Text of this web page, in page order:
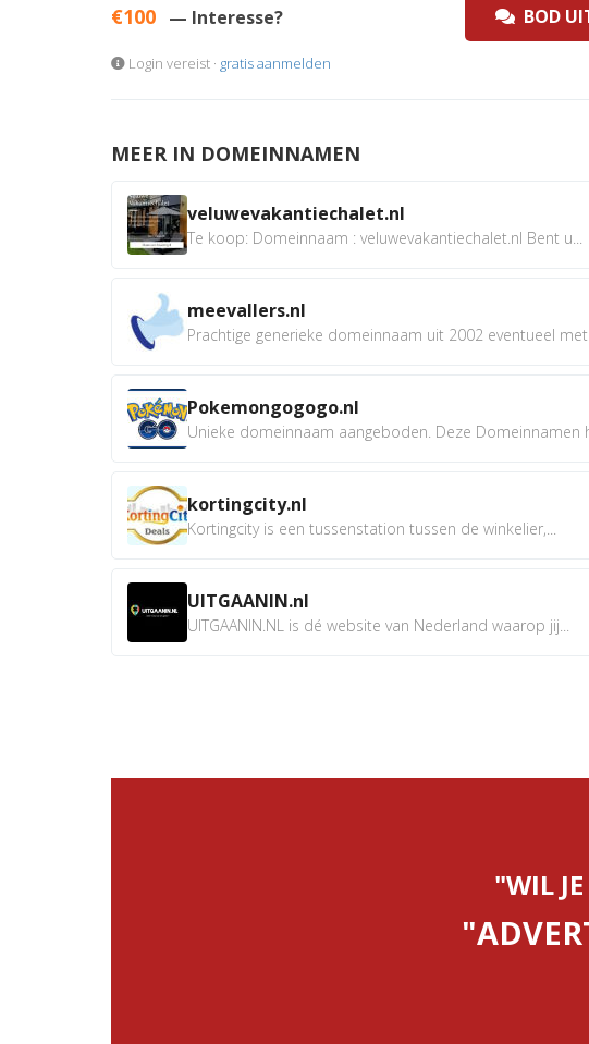
€100 — Interesse? BOD
Login vereist · gratis aanmelden
MEER IN DOMEINNAMEN
veluwevakantiechalet.nl
Te koop: Domeinnaam : veluwevakantiechalet.nl Bent u...
meevallers.nl
Prachtige generieke domeinnaam uit 2002 eventueel met
Pokemongogogo.nl
Unieke domeinnaam aangeboden. Deze Domeinnamen
kortingcity.nl
Kortingcity is een tussenstation tussen de winkelier,...
UITGAANIN.nl
UITGAANIN.NL is dé website van Nederland waarop jij...
"WIL